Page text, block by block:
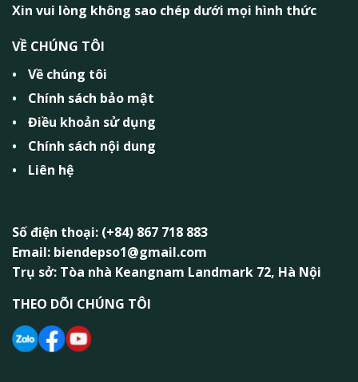
Xin vui lòng không sao chép dưới mọi hình thức
VỀ CHÚNG TÔI
Về chúng tôi
Chính sách bảo mật
Điều khoản sử dụng
Chính sách nội dung
Liên hệ
Số điện thoại: (+84) 867 718 883
Email: biendepso1@gmail.com
Trụ sở: Tòa nhà Keangnam Landmark 72, Hà Nội
THEO DÕI CHÚNG TÔI